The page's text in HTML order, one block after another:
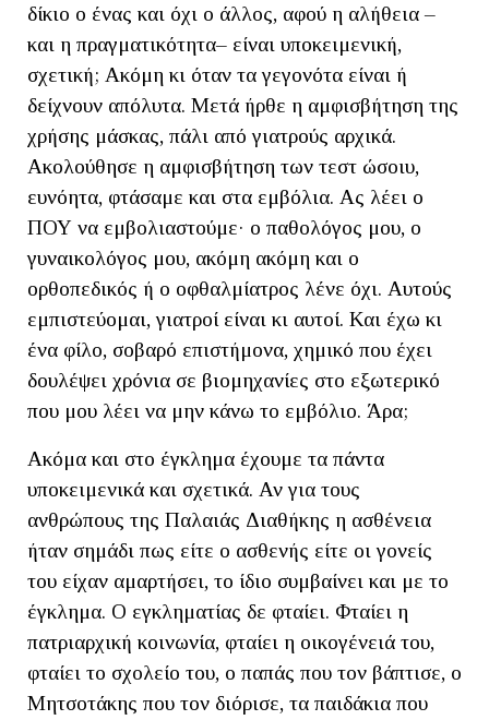
δίκιο ο ένας και όχι ο άλλος, αφού η αλήθεια –
και η πραγματικότητα– είναι υποκειμενική,
σχετική; Ακόμη κι όταν τα γεγονότα είναι ή
δείχνουν απόλυτα. Μετά ήρθε η αμφισβήτηση της
χρήσης μάσκας, πάλι από γιατρούς αρχικά.
Ακολούθησε η αμφισβήτηση των τεστ ώσοιυ,
ευνόητα, φτάσαμε και στα εμβόλια. Ας λέει ο
ΠΟΥ να εμβολιαστούμε· ο παθολόγος μου, ο
γυναικολόγος μου, ακόμη ακόμη και ο
ορθοπεδικός ή ο οφθαλμίατρος λένε όχι. Αυτούς
εμπιστεύομαι, γιατροί είναι κι αυτοί. Και έχω κι
ένα φίλο, σοβαρό επιστήμονα, χημικό που έχει
δουλέψει χρόνια σε βιομηχανίες στο εξωτερικό
που μου λέει να μην κάνω το εμβόλιο. Άρα;
Ακόμα και στο έγκλημα έχουμε τα πάντα
υποκειμενικά και σχετικά. Αν για τους
ανθρώπους της Παλαιάς Διαθήκης η ασθένεια
ήταν σημάδι πως είτε ο ασθενής είτε οι γονείς
του είχαν αμαρτήσει, το ίδιο συμβαίνει και με το
έγκλημα. Ο εγκληματίας δε φταίει. Φταίει η
πατριαρχική κοινωνία, φταίει η οικογένειά του,
φταίει το σχολείο του, ο παπάς που τον βάπτισε, ο
Μητσοτάκης που τον διόρισε, τα παιδάκια που